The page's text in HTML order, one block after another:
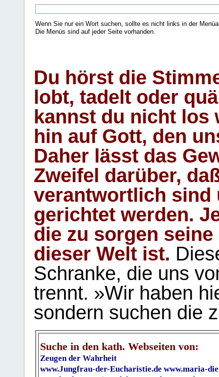
Wenn Sie nur ein Wort suchen, sollte es nicht links in der
Die Menüs sind auf jeder Seite vorhanden..
Du hörst die
lobt, tadelt oder
kannst du nicht los
hin auf Gott, den
Daher lässt das
Zweifel darüber,
verantwortlich sind
gerichtet werden.
die zu sorgen
dieser Welt ist.
Schranke, die uns
trennt. »Wir haben
sondern suchen die
Suche in den kath. Webseiten von:
Zeugen der Wahrheit
www.Jungfrau-der-Eucharistie.de www.maria-